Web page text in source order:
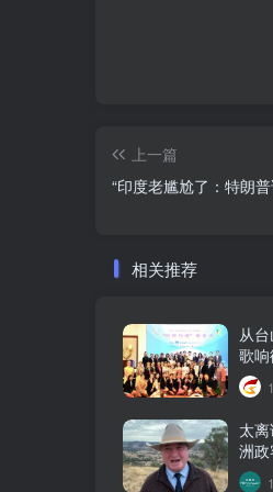
上一篇
“印度老尴尬了：特朗
相关推荐
从
歌
太
洲政